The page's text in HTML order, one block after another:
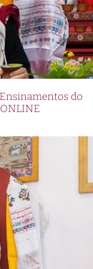
do